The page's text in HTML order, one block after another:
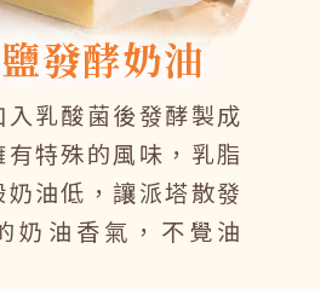
發酵奶油
乳酸菌後發酵製成
特殊的風味，乳脂
油低，讓派塔散發
奶油香氣，不覺油